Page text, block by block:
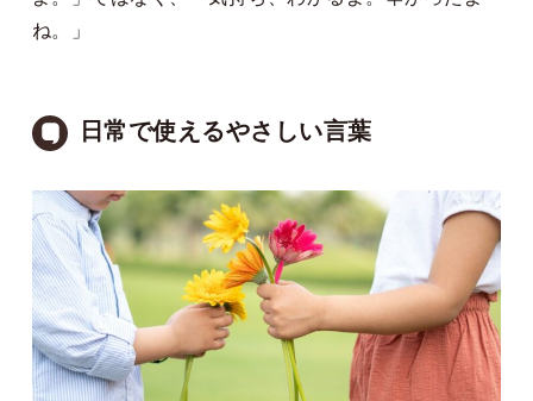
ね。」
日常で使えるやさしい言葉